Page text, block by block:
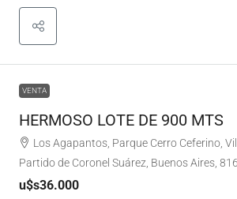
VENTA
HERMOSO LOTE DE 900 MTS
Los Agapantos, Parque Cerro Ceferino,
Partido de Coronel Suárez, Buenos Aires,
u$s36.000